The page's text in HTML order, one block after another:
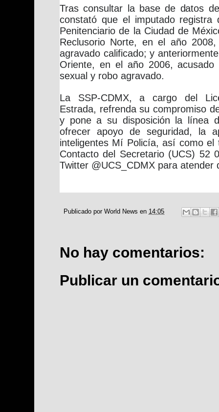
Tras consultar la base de datos
constató que el imputado registra
Penitenciario de la Ciudad de
Reclusorio Norte, en el año
agravado calificado; y
Oriente, en el año 2006,
sexual y robo agravado.
La SSP-CDMX, a cargo del
Estrada, refrenda su compromiso
y pone a su disposición la línea
ofrecer apoyo de seguridad, la
inteligentes Mí Policía, así como el
Contacto del Secretario (UCS) 52
Twitter @UCS_CDMX para atender
Publicado por World News en 14:05
No hay comentarios:
Publicar un